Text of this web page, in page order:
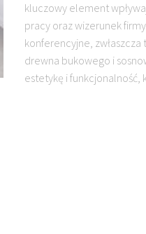
kluczowy element
pracy oraz wizerunek
konferencyjne, zwłaszcza
drewna bukowego i
estetykę i funkcjonalność,